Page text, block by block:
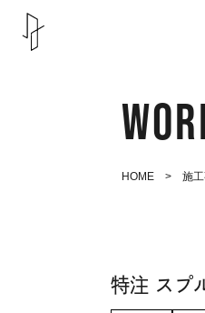
HOME >施
特注 スプ